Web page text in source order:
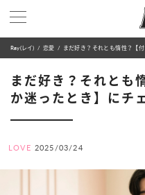
Ray(レイ) 恋愛 まだ好き？それとも惰性？【
まだ好き？それとも
か迷ったとき】にチ
LOVE 2025/03/24